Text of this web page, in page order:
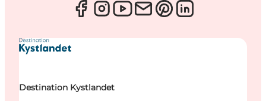
Destination Kystlandet